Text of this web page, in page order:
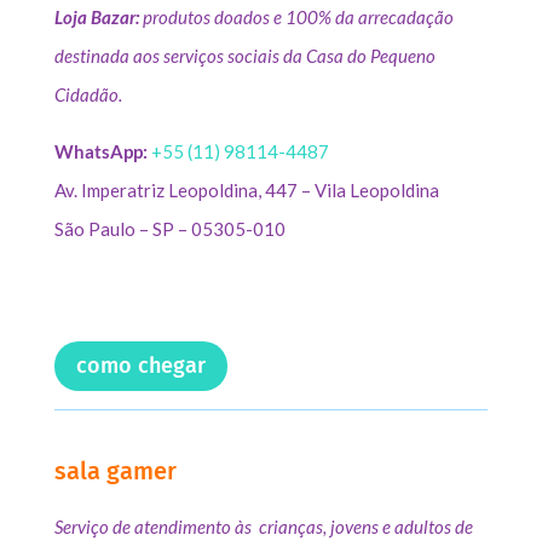
Loja Bazar:produtos doados e 100% da arrecadação
destinada aos serviços sociais da Casa do Pequeno
Cidadão.
WhatsApp: +55 (11) 98114-4487
Av. Imperatriz Leopoldina, 447 – Vila Leopoldina
São Paulo – SP – 05305-010
como chegar
sala gamer
Serviço de atendimento às crianças, jovens e adultos de